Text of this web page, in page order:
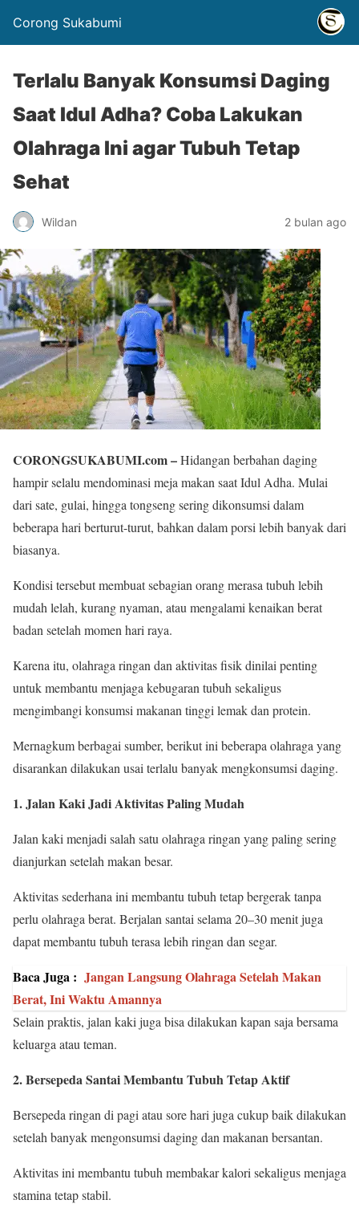
Corong Sukabumi
Terlalu Banyak Konsumsi Daging
Saat Idul Adha? Coba Lakukan
Olahraga Ini agar Tubuh Tetap
Sehat
Wildan 2 bulan ago
CORONGSUKABUMI.com –Hidangan berbahan daging
hampir selalu mendominasi meja makan saat Idul Adha. Mulai
dari sate, gulai, hingga tongseng sering dikonsumsi dalam
beberapa hari berturut-turut, bahkan dalam porsi lebih banyak dari
biasanya.
Kondisi tersebut membuat sebagian orang merasa tubuh lebih
mudah lelah, kurang nyaman, atau mengalami kenaikan berat
badan setelah momen hari raya.
Karena itu, olahraga ringan dan aktivitas fisik dinilai penting
untuk membantu menjaga kebugaran tubuh sekaligus
mengimbangi konsumsi makanan tinggi lemak dan protein.
Mernagkum berbagai sumber, berikut ini beberapa olahraga yang
disarankan dilakukan usai terlalu banyak mengkonsumsi daging.
1. Jalan Kaki Jadi Aktivitas Paling Mudah
Jalan kaki menjadi salah satu olahraga ringan yang paling sering
dianjurkan setelah makan besar.
Aktivitas sederhana ini membantu tubuh tetap bergerak tanpa
perlu olahraga berat. Berjalan santai selama 20–30 menit juga
dapat membantu tubuh terasa lebih ringan dan segar.
Baca Juga : Jangan Langsung Olahraga Setelah Makan
Berat, Ini Waktu Amannya
Selain praktis, jalan kaki juga bisa dilakukan kapan saja bersama
keluarga atau teman.
2. Bersepeda Santai Membantu Tubuh Tetap Aktif
Bersepeda ringan di pagi atau sore hari juga cukup baik dilakukan
setelah banyak mengonsumsi daging dan makanan bersantan.
Aktivitas ini membantu tubuh membakar kalori sekaligus menjaga
stamina tetap stabil.